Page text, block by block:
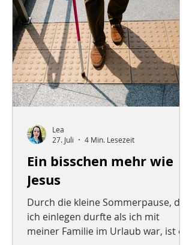
(Glauben haben wir leider
übersprungen 😉). Das Lied heißt
„Shake The Dust“ von der Band
Switchfoot. Es ist erschienen auf
dem neuen Konzeptalbum
Ein bisschen mehr wie
Jesus
Durch die kleine Sommerpause, die
ich einlegen durfte als ich mit
meiner Familie im Urlaub war, ist es
Lea
27. Juli
4 Min. Lesezeit